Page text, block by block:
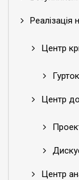
Реалізація
Центр
Центр
Центр